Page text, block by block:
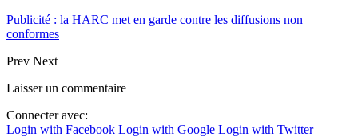
Publicité : la HARC met en garde contre les diffusions non
conformes
Prev Next
Laisser un commentaire
Connecter avec:
Login with Facebook Login with Google Login with Twitter